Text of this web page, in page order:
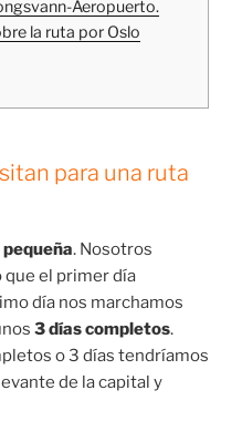
Aeropuerto.
la ruta por Oslo
para una ruta
pequeña. Nosotros
el primer día
día nos marchamos
3 días completos.
o 3 días tendríamos
de la capital y